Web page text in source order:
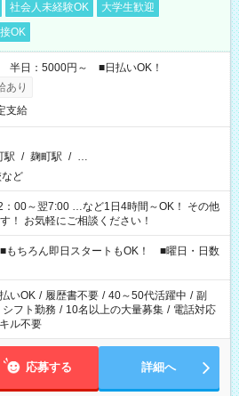
社会人未経験OK
大学生歓迎
OK
半日：5000円～ ■日払いOK！
あり
支給
駅 / 麹町駅 / …
ど
～翌7:00 …など1日4時間～OK！ その他
！ お気軽にご相談ください！
ちろん即日スタートもOK！ ■曜日・日数
いOK / 履歴書不要 / 40～50代活躍中 / 副
シフト勤務 / 10名以上の大量募集 / 電話対応
ル不要
応募する 詳細へ